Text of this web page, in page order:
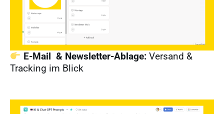
E-Mail & Newsletter-Ablage:Versand &
Tracking im Blick